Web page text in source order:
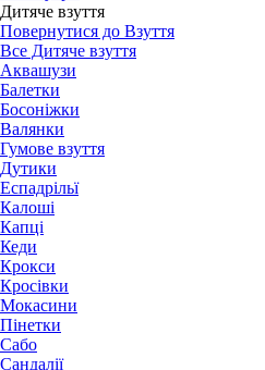
Дитяче взуття
Повернутися до Взуття
Все Дитяче взуття
Аквашузи
Балетки
Босоніжки
Валянки
Гумове взуття
Дутики
Еспадрільї
Калоші
Капці
Кеди
Крокси
Кросівки
Мокасини
Пінетки
Сабо
Сандалії